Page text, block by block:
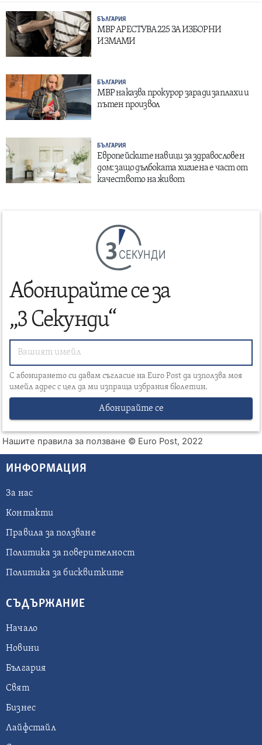
БЪЛГАРИЯ
МВР АРЕСТУВА 225 ЗА ИЗБОРНИ
ИЗМАМИ
БЪЛГАРИЯ
МВР наказва прокурор заради заплахи и
пътен произвол
БЪЛГАРИЯ
Европейските навици за здравословен
дом: защо дълбоката хигиена е част от
качеството на живот
СЕКУНДИ
Абонирайте се за
„3 Секунди“
С абонирането си давам съгласие на Euro Post да използва моя
имейл адрес с цел да ми изпраща избрания бюлетин.
Абонирайте се
Нашите правила за ползване © Euro Post, 2022
ИНФОРМАЦИЯ
За нас
Контакти
Правила за ползване
Политика за поверителност
Политика за бисквитките
СЪДЪРЖАНИЕ
Начало
Новини
България
Свят
Бизнес
Лайфстайл